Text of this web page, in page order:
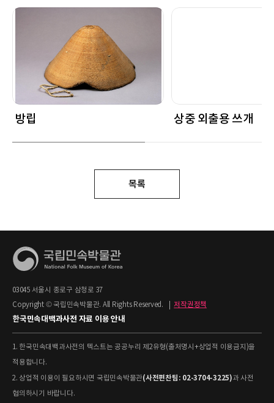
방립 상중 외출용 쓰개
목록
03045 서울시 종로구 삼청로 37
Copyright © 국립민속박물관. All Rights Reserved.
저작권정책
한국민속대백과사전 자료 이용 안내
1. 한국민속대백과사전의 텍스트는 공공누리 제2유형(출처명시+상업적 이용금지)을
적용합니다.
2. 상업적 이용이 필요하시면 국립민속박물관(사전편찬팀: 02-3704-3225)과 사전
협의하시기 바랍니다.